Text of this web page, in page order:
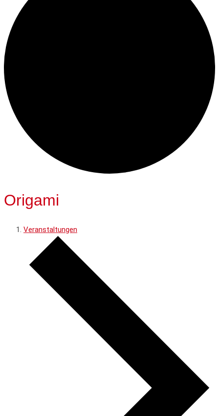
Origami
Veranstaltungen